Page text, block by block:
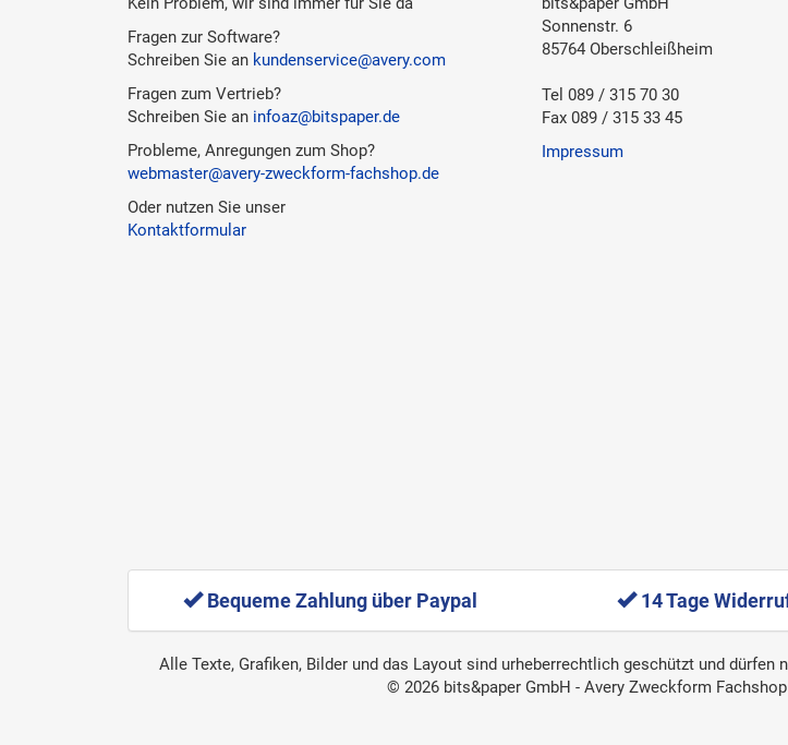
Fragen zur Software?
Schreiben Sie an kundenservice@avery.com
Fragen zum Vertrieb?
Schreiben Sie an infoaz@bitspaper.de
Probleme, Anregungen zum Shop?
webmaster@avery-zweckform-fachshop.de
Oder nutzen Sie unser
Kontaktformular
Sonnenstr. 6
85764 Oberschleißheim
Tel 089 / 315 70 30
Fax 089 / 315 33 45
Impressum
Bequeme Zahlung über Paypal 14 Tage
Alle Texte, Grafiken, Bilder und das Layout sind urheberrechtlich geschützt und
© 2026 bits&paper GmbH - Avery Zweckform